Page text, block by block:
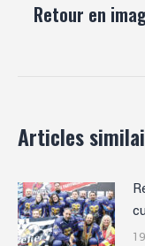
Retour en
Articles